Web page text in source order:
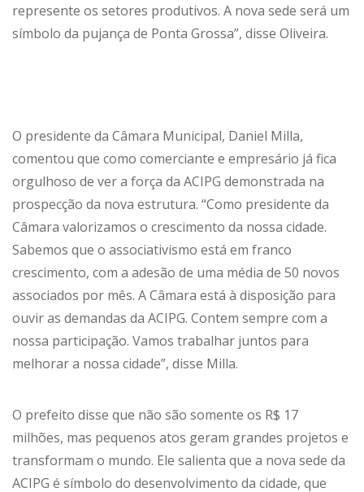
represente os setores produtivos. A nova sede será um
símbolo da pujança de Ponta Grossa”, disse Oliveira.
O presidente da Câmara Municipal, Daniel Milla,
comentou que como comerciante e empresário já fica
orgulhoso de ver a força da ACIPG demonstrada na
prospecção da nova estrutura. “Como presidente da
Câmara valorizamos o crescimento da nossa cidade.
Sabemos que o associativismo está em franco
crescimento, com a adesão de uma média de 50 novos
associados por mês. A Câmara está à disposição para
ouvir as demandas da ACIPG. Contem sempre com a
nossa participação. Vamos trabalhar juntos para
melhorar a nossa cidade”, disse Milla.
O prefeito disse que não são somente os R$ 17
milhões, mas pequenos atos geram grandes projetos e
transformam o mundo. Ele salienta que a nova sede da
ACIPG é símbolo do desenvolvimento da cidade, que